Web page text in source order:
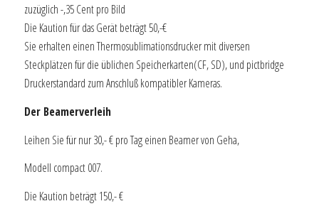
zuzüglich -,35 Cent pro Bild
Die Kaution für das Gerät beträgt 50,-€
Sie erhalten einen Thermosublimationsdrucker mit diversen
Steckplätzen für die üblichen Speicherkarten(CF, SD), und pictbridge
Druckerstandard zum Anschluß kompatibler Kameras.
Der Beamerverleih
Leihen Sie für nur 30,- € pro Tag einen Beamer von Geha,
Modell compact 007.
Die Kaution beträgt 150,- €